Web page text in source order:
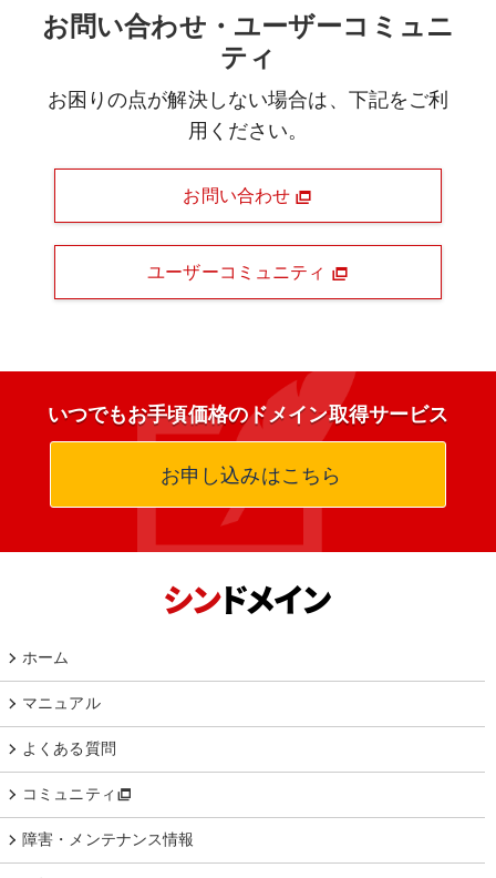
お問い合わせ・ユーザーコミュニ
ティ
お困りの点が解決しない場合は、下記をご利
用ください。
お問い合わせ
ユーザーコミュニティ
いつでもお手頃価格のドメイン取得サービス
お申し込みはこちら
ホーム
マニュアル
よくある質問
コミュニティ
障害・メンテナンス情報